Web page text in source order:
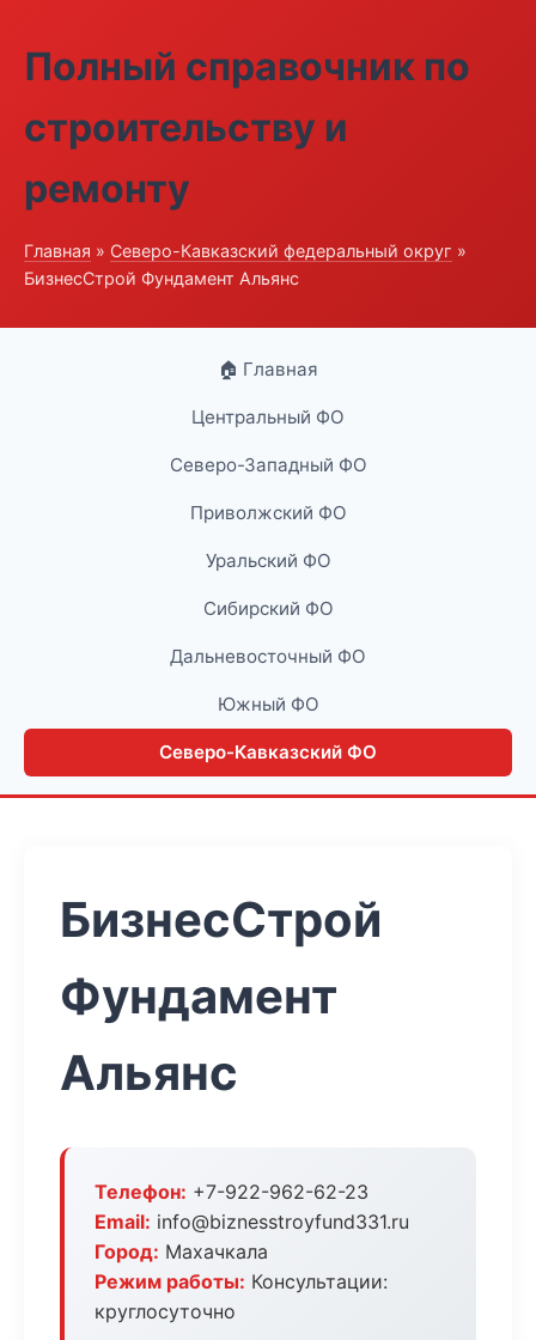
Полный справочник по
строительству и
ремонту
Главная » Северо-Кавказский федеральный округ »
БизнесСтрой Фундамент Альянс
🏠 Главная
Центральный ФО
Северо-Западный ФО
Приволжский ФО
Уральский ФО
Сибирский ФО
Дальневосточный ФО
Южный ФО
Северо-Кавказский ФО
БизнесСтрой
Фундамент
Альянс
Телефон: +7-922-962-62-23
Email: info@biznesstroyfund331.ru
Город: Махачкала
Режим работы: Консультации:
круглосуточно